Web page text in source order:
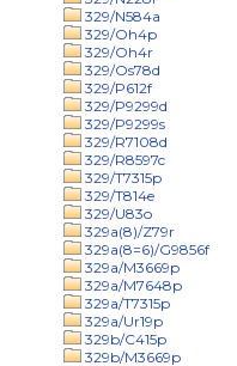
329/N584a
329/Oh4p
329/Oh4r
329/Os78d
329/P612f
329/P9299d
329/P9299s
329/R7108d
329/R8597c
329/T7315p
329/T814e
329/U83o
329a(8)/Z79r
329a(8=6)/G9856f
329a/M3669p
329a/M7648p
329a/T7315p
329a/Ur19p
329b/C415p
329b/M3669p